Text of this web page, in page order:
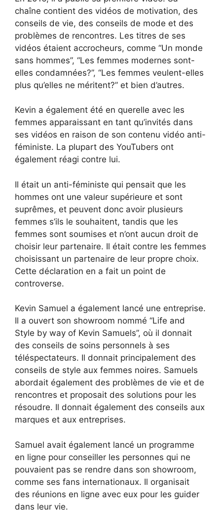
chaîne contient des vidéos de motivation, des
conseils de vie, des conseils de mode et des
problèmes de rencontres. Les titres de ses
vidéos étaient accrocheurs, comme “Un monde
sans hommes”, “Les femmes modernes sont-
elles condamnées?”, “Les femmes veulent-elles
plus qu’elles ne méritent?” et bien d’autres.
Kevin a également été en querelle avec les
femmes apparaissant en tant qu’invités dans
ses vidéos en raison de son contenu vidéo anti-
féministe. La plupart des YouTubers ont
également réagi contre lui.
Il était un anti-féministe qui pensait que les
hommes ont une valeur supérieure et sont
suprêmes, et peuvent donc avoir plusieurs
femmes s’ils le souhaitent, tandis que les
femmes sont soumises et n’ont aucun droit de
choisir leur partenaire. Il était contre les femmes
choisissant un partenaire de leur propre choix.
Cette déclaration en a fait un point de
controverse.
Kevin Samuel a également lancé une entreprise.
Il a ouvert son showroom nommé “Life and
Style by way of Kevin Samuels”, où il donnait
des conseils de soins personnels à ses
téléspectateurs. Il donnait principalement des
conseils de style aux femmes noires. Samuels
abordait également des problèmes de vie et de
rencontres et proposait des solutions pour les
résoudre. Il donnait également des conseils aux
marques et aux entreprises.
Samuel avait également lancé un programme
en ligne pour conseiller les personnes qui ne
pouvaient pas se rendre dans son showroom,
comme ses fans internationaux. Il organisait
des réunions en ligne avec eux pour les guider
dans leur vie.